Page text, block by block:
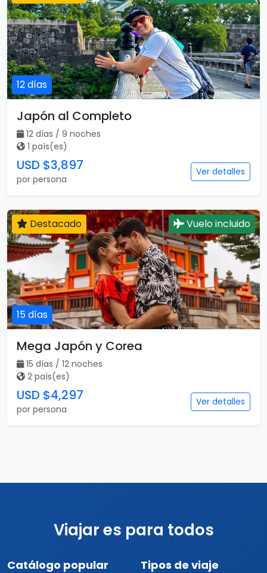
12 días
Japón al Completo
12 días / 9 noches
1 país(es)
USD $3,897
por persona
Ver detalles
15 días
Destacado Vuelo incluido
Mega Japón y Corea
15 días / 12 noches
2 país(es)
USD $4,297
por persona
Ver detalles
Viajar es para todos
Catálogo popular Tipos de viaje